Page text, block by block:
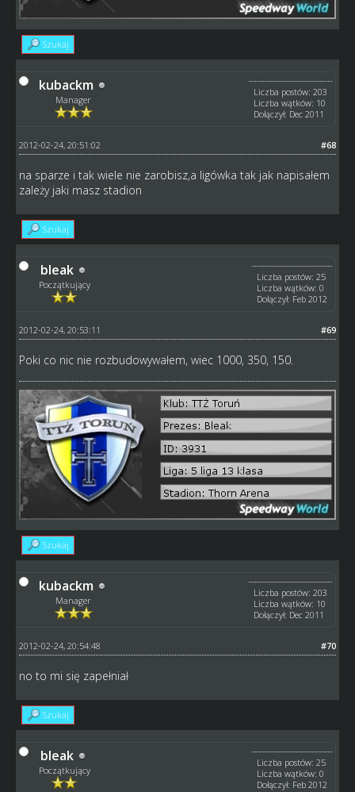
Szukaj
kubackm
Manager
Liczba postów: 203
Liczba wątków: 10
Dołączył: Dec 2011
#68
2012-02-24, 20:51:02
na sparze i tak wiele nie zarobisz,a ligówka tak jak napisałem
zależy jaki masz stadion
Szukaj
bleak
Początkujący
Liczba postów: 25
Liczba wątków: 0
Dołączył: Feb 2012
#69
2012-02-24, 20:53:11
Poki co nic nie rozbudowywałem, wiec 1000, 350, 150.
Szukaj
kubackm
Manager
Liczba postów: 203
Liczba wątków: 10
Dołączył: Dec 2011
#70
2012-02-24, 20:54:48
no to mi się zapełniał
Szukaj
bleak
Początkujący
Liczba postów: 25
Liczba wątków: 0
Dołączył: Feb 2012